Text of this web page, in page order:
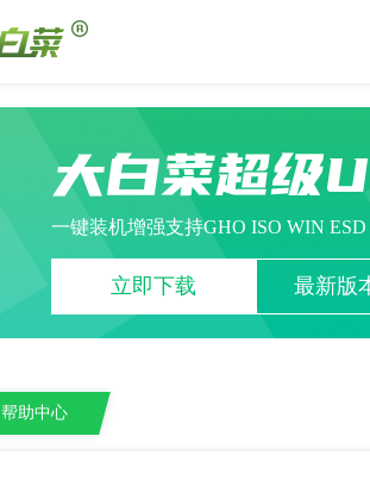
大白菜超级
一键装机增强支持GHO ISO WIN
立即下载 最新版
帮助中心